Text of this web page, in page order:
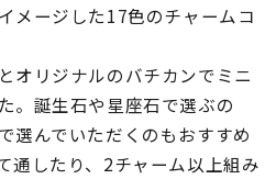
メージした17色のチャームコ
オリジナルのバチカンでミニ
。誕生石や星座石で選ぶの
選んでいただくのもおすすめ
通したり、2チャーム以上組み